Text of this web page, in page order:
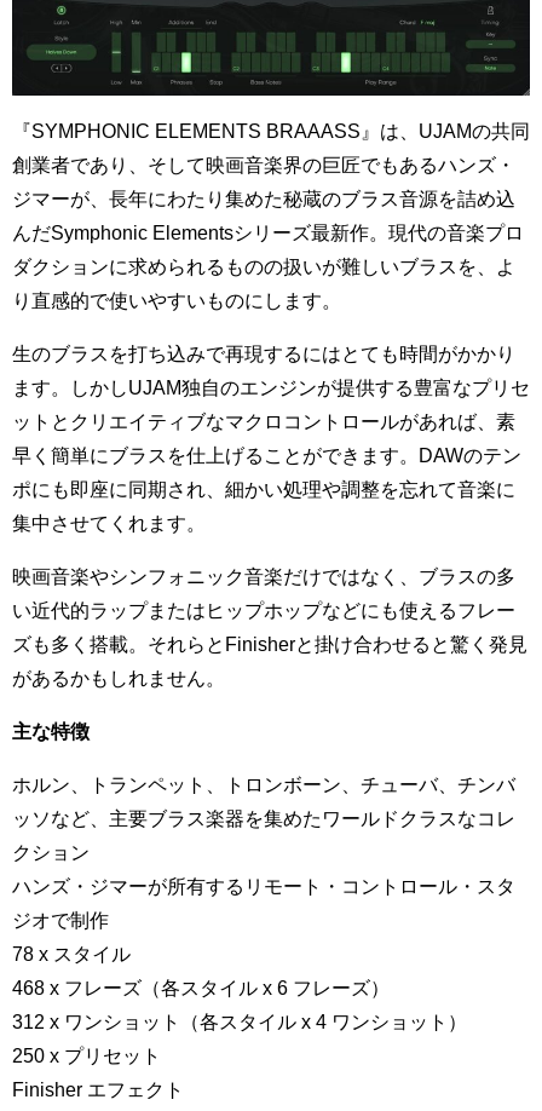
『SYMPHONIC ELEMENTS BRAAASS』は、UJAMの共同
創業者であり、そして映画音楽界の巨匠でもあるハンズ・
ジマーが、長年にわたり集めた秘蔵のブラス音源を詰め込
んだSymphonic Elementsシリーズ最新作。現代の音楽プロ
ダクションに求められるものの扱いが難しいブラスを、よ
り直感的で使いやすいものにします。
生のブラスを打ち込みで再現するにはとても時間がかかり
ます。しかしUJAM独自のエンジンが提供する豊富なプリセ
ットとクリエイティブなマクロコントロールがあれば、素
早く簡単にブラスを仕上げることができます。DAWのテン
ポにも即座に同期され、細かい処理や調整を忘れて音楽に
集中させてくれます。
映画音楽やシンフォニック音楽だけではなく、ブラスの多
い近代的ラップまたはヒップホップなどにも使えるフレー
ズも多く搭載。それらとFinisherと掛け合わせると驚く発見
があるかもしれません。
主な特徴
ホルン、トランペット、トロンボーン、チューバ、チンバ
ッソなど、主要ブラス楽器を集めたワールドクラスなコレ
クション
ハンズ・ジマーが所有するリモート・コントロール・スタ
ジオで制作
78 x スタイル
468 x フレーズ（各スタイル x 6 フレーズ）
312 x ワンショット（各スタイル x 4 ワンショット）
250 x プリセット
Finisher エフェクト